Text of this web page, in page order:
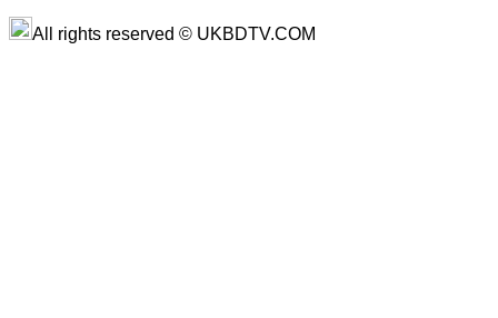
All rights reserved © UKBDTV.COM